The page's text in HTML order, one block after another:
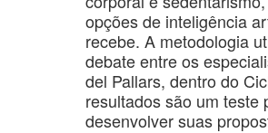
opções de inteligência
recebe. A metodologia
debate entre os
del Pallars, dentro do
resultados são um teste
desenvolver suas